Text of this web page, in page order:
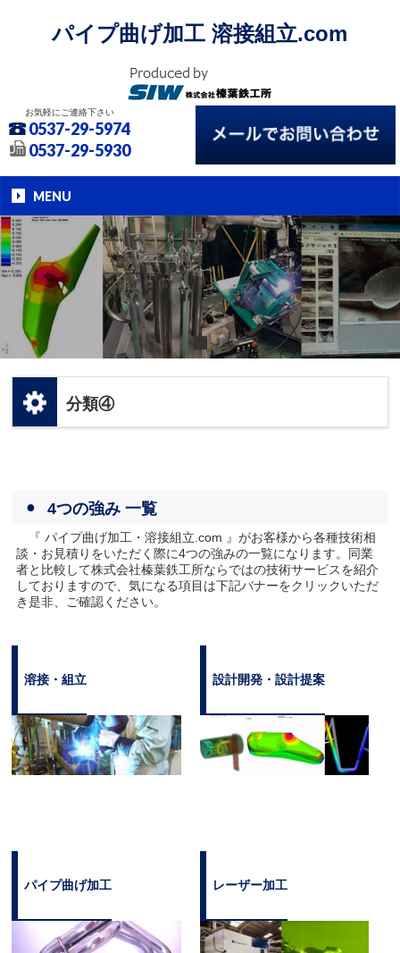
パイプ曲げ加工 溶接組立.com
お気軽にご連絡下さい
0537-29-5974
0537-29-5930
MENU
分類④
4つの強み 一覧
『 パイプ曲げ加工・溶接組立.com 』がお客様から各種技術相
談・お見積りをいただく際に4つの強みの一覧になります。同業
者と比較して株式会社榛葉鉄工所ならではの技術サービスを紹介
しておりますので、気になる項目は下記バナーをクリックいただ
き是非、ご確認ください。
溶接・組立 設計開発・設計提案
パイプ曲げ加工 レーザー加工